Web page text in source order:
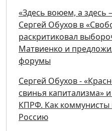
«Здесь воюем, а здесь
Сергей Обухов в
раскритиковал
Матвиенко и
форумы
Сергей Обухов -
свинья капитализма»
КПРФ. Как
Россию